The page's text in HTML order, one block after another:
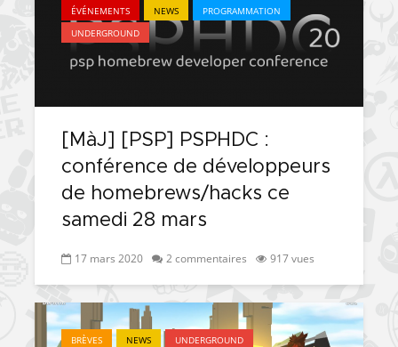
ÉVÉNEMENTS NEWS
PROGRAMMATION
UNDERGROUND
[MàJ] [PSP] PSPHDC :
conférence de développeurs
de homebrews/hacks ce
samedi 28 mars
17 mars 2020 2 commentaires 917 vues
BRÈVES NEWS UNDERGROUND